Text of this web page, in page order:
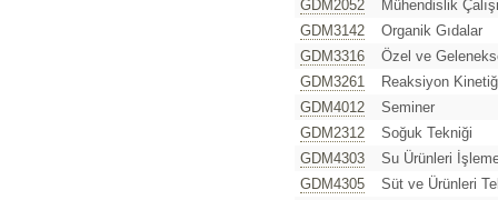
GDM2052
Mühendislik
GDM3142
Organik Gıdalar
GDM3316
Özel ve
GDM3261
Reaksiyon
GDM4012
Seminer
GDM2312
Soğuk Tekniği
GDM4303
Su Ürünleri
GDM4305
Süt ve Ürünleri